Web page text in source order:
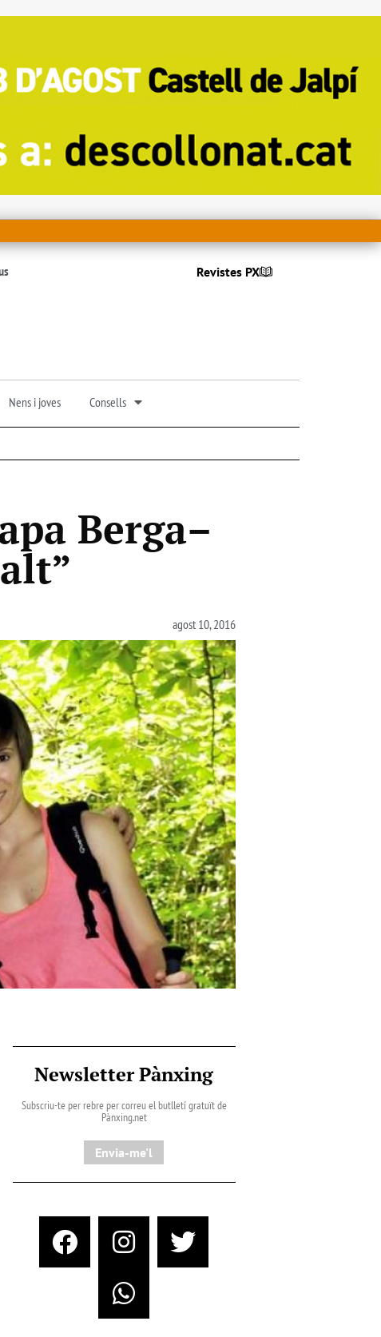
Revistes PX
Nens i joves Consells
Berga–
agost 10, 2016
Newsletter Pànxing
Subscriu-te per rebre per correu el butlletí gratuït de
Pànxing.net​
Envia-me'l